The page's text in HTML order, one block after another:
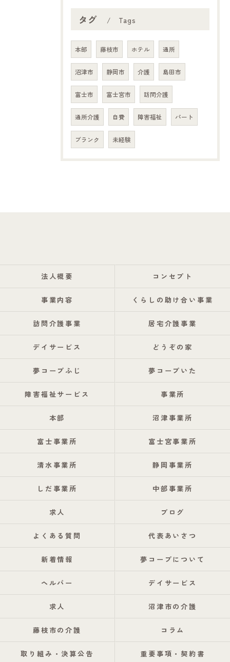
タグ Tags
本部 藤枝市 ホテル 通所
沼津市 静岡市 介護 島田市
富士市 富士宮市 訪問介護
通所介護 自費 障害福祉 パート
ブランク 未経験
法人概要 コンセプト
事業内容 くらしの助け合い事業
訪問介護事業 居宅介護事業
デイサービス どうぞの家
夢コープふじ 夢コープいた
障害福祉サービス 事業所
本部 沼津事業所
富士事業所 富士宮事業所
清水事業所 静岡事業所
しだ事業所 中部事業所
求人 ブログ
よくある質問 代表あいさつ
新着情報 夢コープについて
ヘルパー デイサービス
求人 沼津市の介護
藤枝市の介護 コラム
取り組み・決算公告 重要事項・契約書